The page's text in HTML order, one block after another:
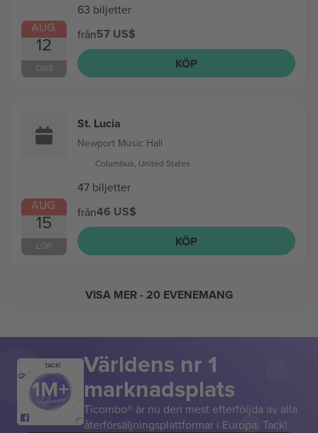
AUG.
12
ONS
63 biljetter
från57 US$
KÖP
AUG.
15
LÖR
St. Lucia
Newport Music Hall
Columbus, United States
47 biljetter
från46 US$
KÖP
VISA MER- 20 EVENEMANG
TACK! Världens nr 1
marknadsplats
Ticombo® är nu den mest efterföljda av alla
återförsäljningsplattformar i Europa. Tack!